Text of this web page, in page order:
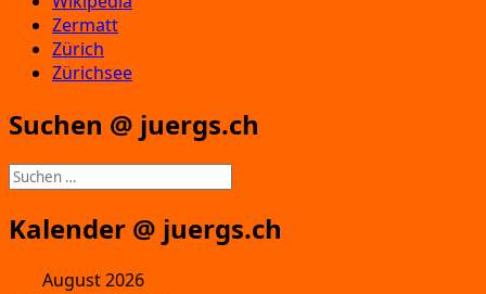
Zermatt
Zürich
Zürichsee
Suchen @ juergs.ch
Suchen
nach:
Kalender @ juergs.ch
August 2026